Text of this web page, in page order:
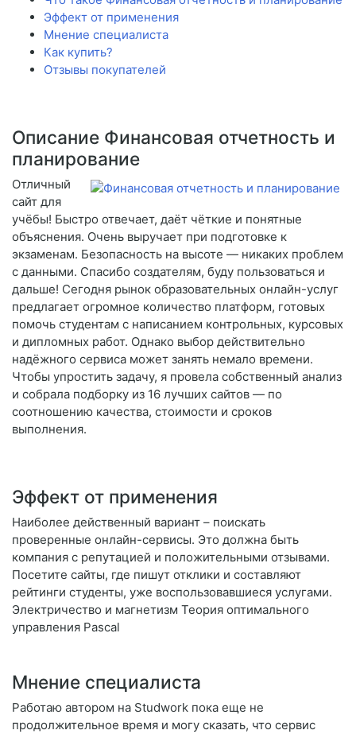
Эффект от применения
Мнение специалиста
Как купить?
Отзывы покупателей
Описание Финансовая отчетность и
планирование
Отличный
сайт для
учёбы! Быстро отвечает, даёт чёткие и понятные
объяснения. Очень выручает при подготовке к
экзаменам. Безопасность на высоте — никаких проблем
с данными. Спасибо создателям, буду пользоваться и
дальше! Сегодня рынок образовательных онлайн-услуг
предлагает огромное количество платформ, готовых
помочь студентам с написанием контрольных, курсовых
и дипломных работ. Однако выбор действительно
надёжного сервиса может занять немало времени.
Чтобы упростить задачу, я провела собственный анализ
и собрала подборку из 16 лучших сайтов — по
соотношению качества, стоимости и сроков
выполнения.
Эффект от применения
Наиболее действенный вариант – поискать
проверенные онлайн-сервисы. Это должна быть
компания с репутацией и положительными отзывами.
Посетите сайты, где пишут отклики и составляют
рейтинги студенты, уже воспользовавшиеся услугами.
Электричество и магнетизм Теория оптимального
управления Pascal
Мнение специалиста
Работаю автором на Studwork пока еще не
продолжительное время и могу сказать, что сервис